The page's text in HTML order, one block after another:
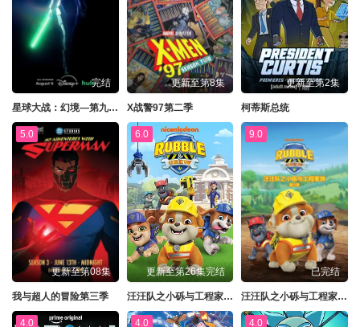
完结
星球大战：幻境—第九个绝地武士
更新至第8集
X战警97第二季
更新至第2集
柯蒂斯总统
5.0
更新至第08集
我与超人的冒险第三季
6.0
更新至第26集完结
汪汪队之小砾与工程家族第三季
9.0
已完结
汪汪队之小砾与工程家族第三季国语
4.0 4.0 4.0